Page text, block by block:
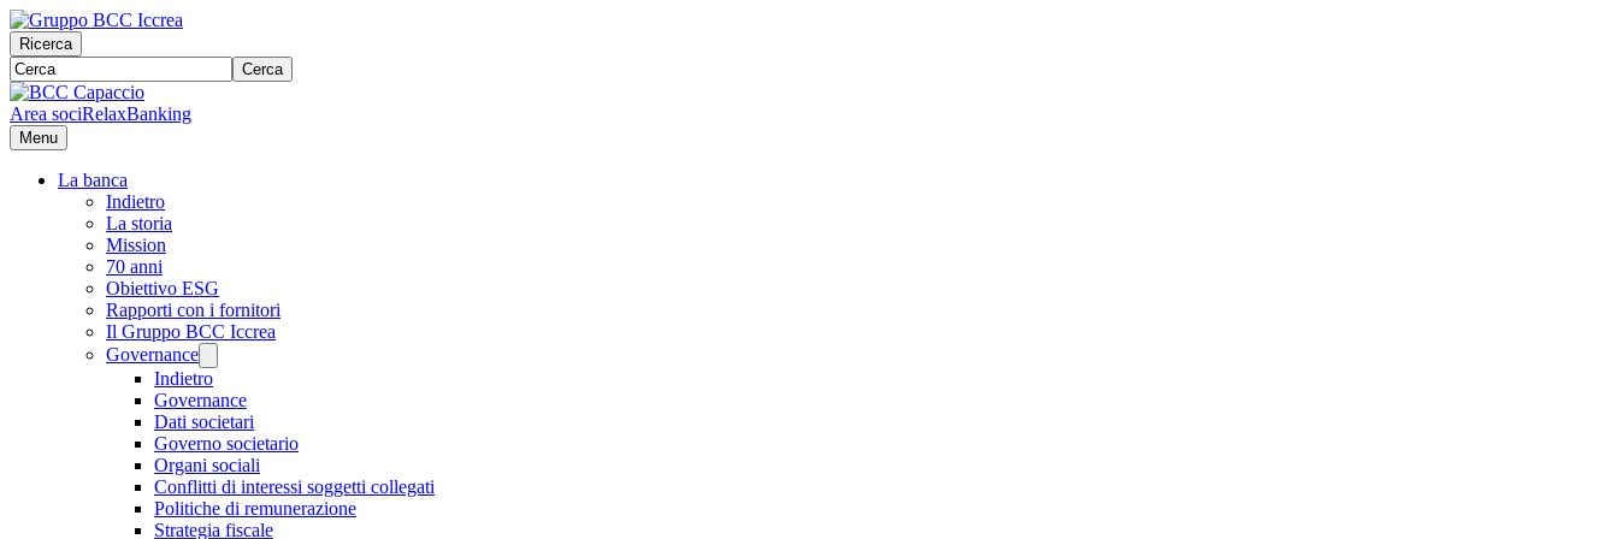
Ricerca
Cerca
Area sociRelaxBanking
Menu
La banca
Indietro
La storia
Mission
70 anni
Obiettivo ESG
Rapporti con i fornitori
Il Gruppo BCC Iccrea
Governance
Indietro
Governance
Dati societari
Governo societario
Organi sociali
Conflitti di interessi soggetti collegati
Politiche di remunerazione
Strategia fiscale